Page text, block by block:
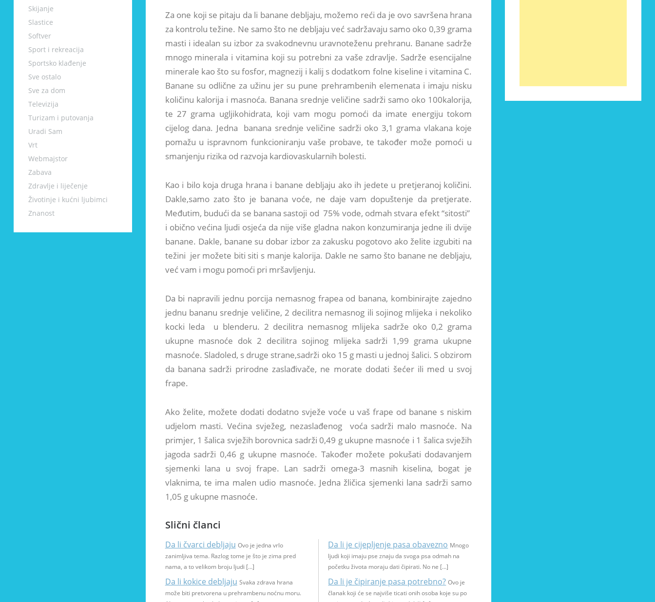
Skijanje
Slastice
Softver
Sport i rekreacija
Sportsko klađenje
Sve ostalo
Sve za dom
Televizija
Turizam i putovanja
Uradi Sam
Vrt
Webmajstor
Zabava
Zdravlje i liječenje
Životinje i kućni ljubimci
Znanost
Za one koji se pitaju da li banane debljaju, možemo reći da je ovo savršena hrana
za kontrolu težine. Ne samo što ne debljaju već sadržavaju samo oko 0,39 grama
masti i idealan su izbor za svakodnevnu uravnoteženu prehranu. Banane sadrže
mnogo minerala i vitamina koji su potrebni za vaše zdravlje. Sadrže esencijalne
minerale kao što su fosfor, magnezij i kalij s dodatkom folne kiseline i vitamina C.
Banane su odlične za užinu jer su pune prehrambenih elemenata i imaju nisku
količinu kalorija i masnoća. Banana srednje veličine sadrži samo oko 100kalorija,
te 27 grama ugljikohidrata, koji vam mogu pomoći da imate energiju tokom
cijelog dana. Jedna banana srednje veličine sadrži oko 3,1 grama vlakana koje
pomažu u ispravnom funkcioniranju vaše probave, te također može pomoći u
smanjenju rizika od razvoja kardiovaskularnih bolesti.
Kao i bilo koja druga hrana i banane debljaju ako ih jedete u pretjeranoj količini.
Dakle,samo zato što je banana voće, ne daje vam dopuštenje da pretjerate.
Međutim, budući da se banana sastoji od 75% vode, odmah stvara efekt “sitosti”
i obično većina ljudi osjeća da nije više gladna nakon konzumiranja jedne ili dvije
banane. Dakle, banane su dobar izbor za zakusku pogotovo ako želite izgubiti na
težini jer možete biti siti s manje kalorija. Dakle ne samo što banane ne debljaju,
već vam i mogu pomoći pri mršavljenju.
Da bi napravili jednu porcija nemasnog frapea od banana, kombinirajte zajedno
jednu bananu srednje veličine, 2 decilitra nemasnog ili sojinog mlijeka i nekoliko
kocki leda u blenderu. 2 decilitra nemasnog mlijeka sadrže oko 0,2 grama
ukupne masnoće dok 2 decilitra sojinog mlijeka sadrži 1,99 grama ukupne
masnoće. Sladoled, s druge strane,sadrži oko 15 g masti u jednoj šalici. S obzirom
da banana sadrži prirodne zaslađivače, ne morate dodati šećer ili med u svoj
frape.
Ako želite, možete dodati dodatno svježe voće u vaš frape od banane s niskim
udjelom masti. Većina svježeg, nezaslađenog voća sadrži malo masnoće. Na
primjer, 1 šalica svježih borovnica sadrži 0,49 g ukupne masnoće i 1 šalica svježih
jagoda sadrži 0,46 g ukupne masnoće. Također možete pokušati dodavanjem
sjemenki lana u svoj frape. Lan sadrži omega-3 masnih kiselina, bogat je
vlaknima, te ima malen udio masnoće. Jedna žličica sjemenki lana sadrži samo
1,05 g ukupne masnoće.
Slični članci
Da li čvarci debljaju Ovo je jedna vrlo
zanimljiva tema. Razlog tome je što je zima pred
nama, a to velikom broju ljudi […]
Da li kokice debljaju Svaka zdrava hrana
može biti pretvorena u prehrambenu noćnu moru.
Da li je cijepljenje pasa obavezno Mnogo
ljudi koji imaju pse znaju da svoga psa odmah na
početku života moraju dati čipirati. No ne […]
Da li je čipiranje pasa potrebno? Ovo je
članak koji će se najviše ticati onih osoba koje su po